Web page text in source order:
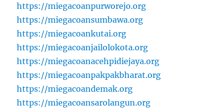
https://miegacoanpurworejo.org
https://miegacoansumbawa.org
https://miegacoankutai.org
https://miegacoanjailolokota.org
https://miegacoanacehpidiejaya.org
https://miegacoanpakpakbharat.org
https://miegacoandemak.org
https://miegacoansarolangun.org